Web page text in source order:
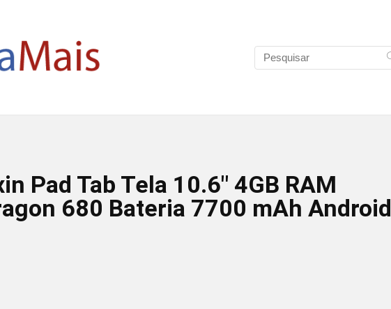
Pad Tab Tela 10.6″ 4GB RAM
680 Bateria 7700 mAh Android